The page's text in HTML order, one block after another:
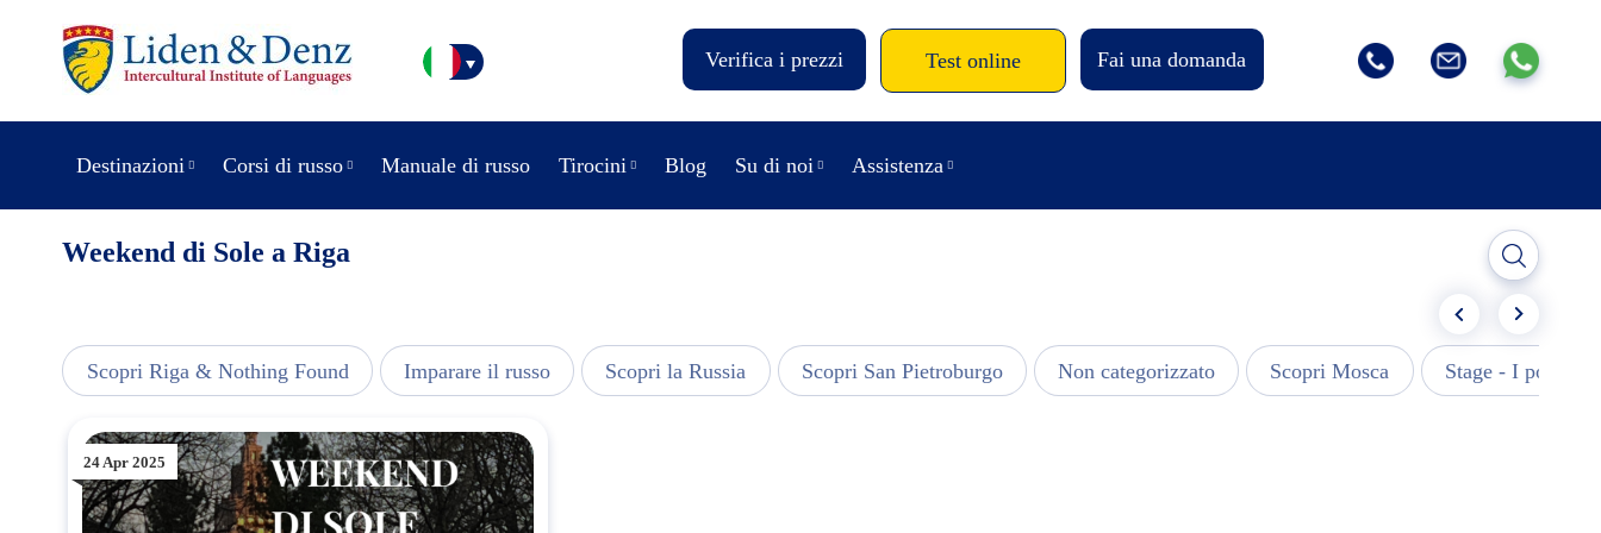
Verifica i prezzi Test online Fai una domanda
Destinazioni Corsi di russo Manuale di russo Tirocini Blog Su di noi Assistenza
Weekend di Sole a Riga
Scopri Riga & Nothing Found Imparare il russo Scopri la Russia Scopri San Pietroburgo Non categorizzato Scopri Mosca Stage - I post più
24 Apr 2025